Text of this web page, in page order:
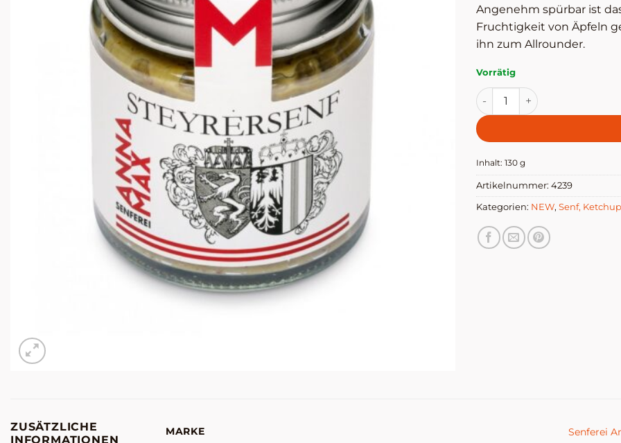
Angenehm spürbar ist
Fruchtigkeit von Äpfeln
ihn zum Allrounder.
Vorrätig
Steyrersenf Menge
Inhalt: 130 g
Artikelnummer: 4239
Kategorien: NEW, Senf,
ZUSÄTZLICHE
INFORMATIONEN
MARKE Senferei